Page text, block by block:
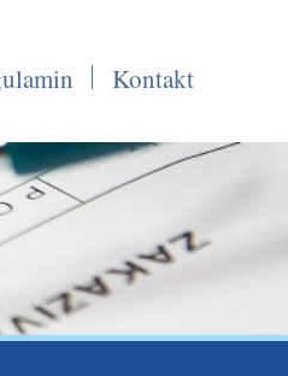
Kontakt